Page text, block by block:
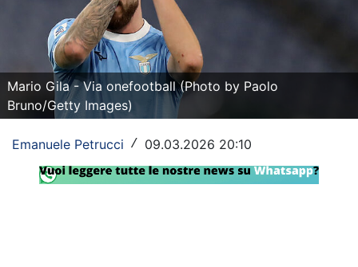
Champions League
Europa League
Altri Sport
Formula 1
Tennis
Vela
Mario Gila - Via onefootball (Photo by Paolo
Bruno/Getty Images)
Emanuele Petrucci / 09.03.2026 20:10